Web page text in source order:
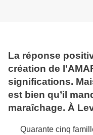
La réponse
création de
significations.
est bien qu’il
maraîchage. À
Quarante cinq